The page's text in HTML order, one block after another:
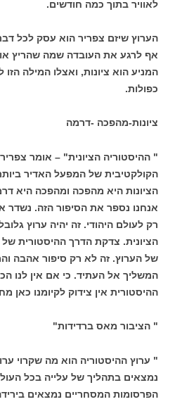
לאוויר בתוך כמה חודשים.
הערוץ שיזם צפריר הוא עסק לכל
אף לרגע את העובדה שמה שהריץ
המניע הוא ציונות, ואצלו המילה
כפולות.
ציונות-מהפכה -דרמה
" ההיסטוריה הציונית" – אומר
הקולקטיבית של המפעל האדיר
הציונות היא מהפכה ומהפכה היא
אנחנו נספר את הסיפור הזה. נשדר
רק לעולם היהודי. זה יהיה ערוץ
הציונית. צדקת הדרך ההיסטורית של
של הערוץ. זה לא רק סיפור אהבה
המשליך אל העתיד. כי אם אין לנו
ההיסטורית אין צידוק לקיומנו כאן
" הציבור מאס ברדידות"
" ערוץ ההיסטוריה הוא מה שקרוי
נמצאים בתהליך של עלייה בכל
הפרסומות המסחריים נמצאים